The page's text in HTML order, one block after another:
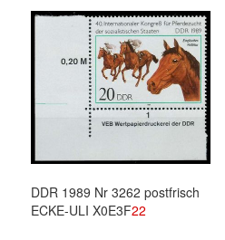
DDR 1989 Nr 3262 postfrisch
ECKE-ULI X0E3F22